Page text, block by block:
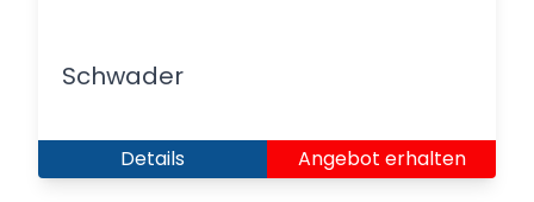
Schwader
Details Angebot erhalten